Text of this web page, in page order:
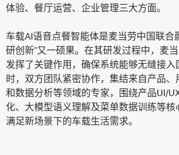
体验、餐厅运营、企业管理三大方面。
车载AI语音点餐智能体是麦当劳中国联合
研创新”又一硕果。在其研发过程中，麦
发挥了关键作用，确保系统能够无缝接入
时，双方团队紧密协作，集结来自产品、
和数据分析等领域的专家，围绕产品UI/
化、大模型语义理解及菜单数据训练等核
满足新场景下的车载生活需求。